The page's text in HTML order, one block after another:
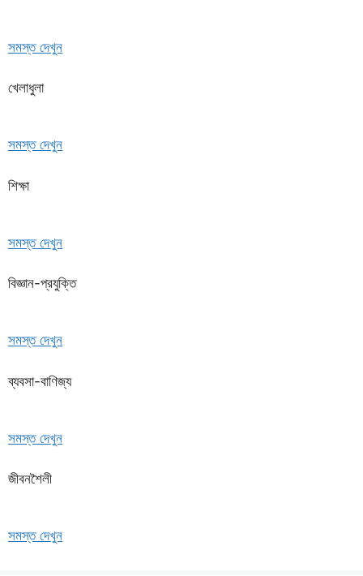
সমস্ত দেখুন
খেলাধুলা
সমস্ত দেখুন
শিক্ষা
সমস্ত দেখুন
বিজ্ঞান-প্রযুক্তি
সমস্ত দেখুন
ব্যবসা-বাণিজ্য
সমস্ত দেখুন
জীবনশৈলী
সমস্ত দেখুন